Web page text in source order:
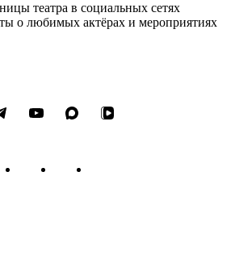
театра в социальных сетях
о любимых актёрах и мероприятиях